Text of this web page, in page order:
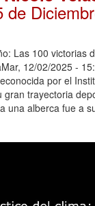
de
Las 100 victorias
12/02/2025 -
por el
gran trayectoria
una alberca fue a